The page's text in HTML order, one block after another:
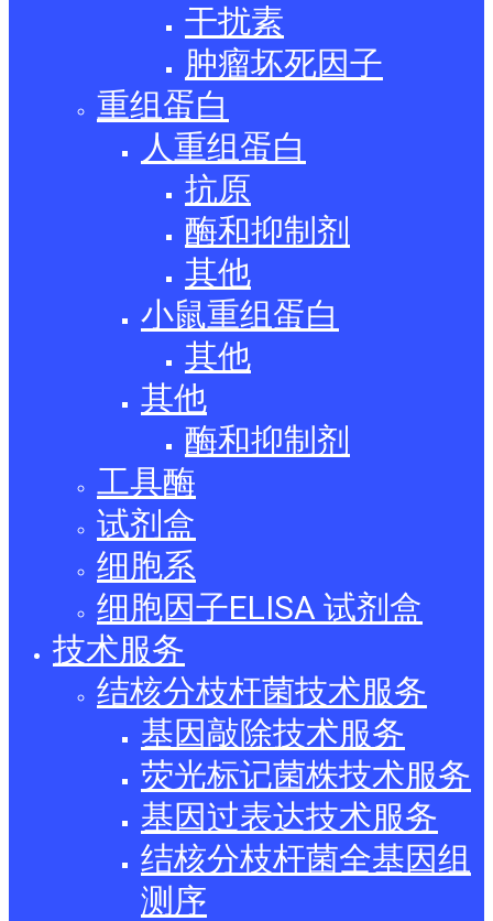
干扰素
肿瘤坏死因子
重组蛋白
人重组蛋白
抗原
酶和抑制剂
其他
小鼠重组蛋白
其他
其他
酶和抑制剂
工具酶
试剂盒
细胞系
细胞因子ELISA 试剂盒
技术服务
结核分枝杆菌技术服务
基因敲除技术服务
荧光标记菌株技术服务
基因过表达技术服务
结核分枝杆菌全基因组
测序